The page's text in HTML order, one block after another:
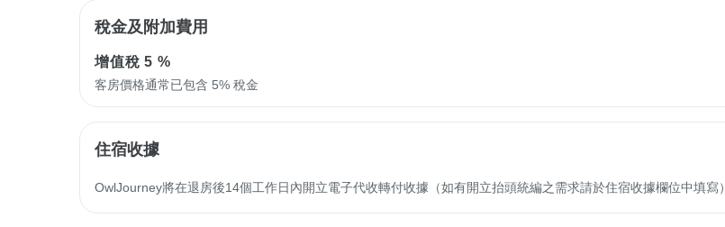
稅金及附加費用
增值稅5 %
客房價格通常已包含 5% 稅金
住宿收據
OwlJourney將在退房後14個工作日內開立電子代收轉付收據（如有開立抬頭統編之需求請於住宿收據欄位中填寫）